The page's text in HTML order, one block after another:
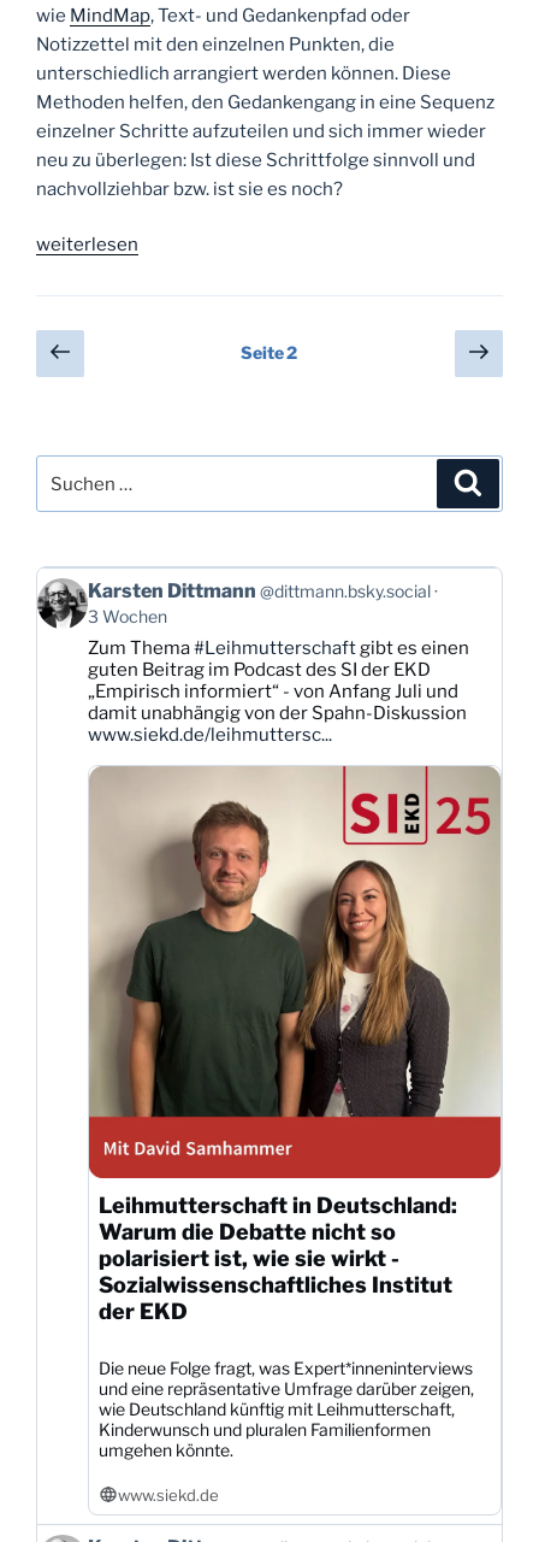
wie MindMap, Text- und Gedankenpfad oder
Notizzettel mit den einzelnen Punkten, die
unterschiedlich arrangiert werden können. Diese
Methoden helfen, den Gedankengang in eine Sequenz
einzelner Schritte aufzuteilen und sich immer wieder
neu zu überlegen: Ist diese Schrittfolge sinnvoll und
nachvollziehbar bzw. ist sie es noch?
„Strukturieren“
weiterlesen
Seitennummerierung
der
Vorherige
Seite
Seite2
nach:
Beitrag
von
Karsten
Dittmann
Bluesky
ansehen
Karsten Dittmann @dittmann.bsky.social
3 Wochen
Zum Thema#Leihmutterschaft gibt es einen
guten Beitrag im Podcast des SI der EKD
„Empirisch informiert“ - von Anfang Juli und
damit unabhängig von der Spahn-Diskussion
www.siekd.de/leihmuttersc...
Leihmutterschaft in Deutschland:
Warum die Debatte nicht so
polarisiert ist, wie sie wirkt -
Sozialwissenschaftliches Institut
der EKD
Die neue Folge fragt, was Expert*inneninterviews
und eine repräsentative Umfrage darüber zeigen,
wie Deutschland künftig mit Leihmutterschaft,
Kinderwunsch und pluralen Familienformen
umgehen könnte.
www.siekd.de